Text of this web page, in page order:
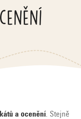
a ocenění. Stejně